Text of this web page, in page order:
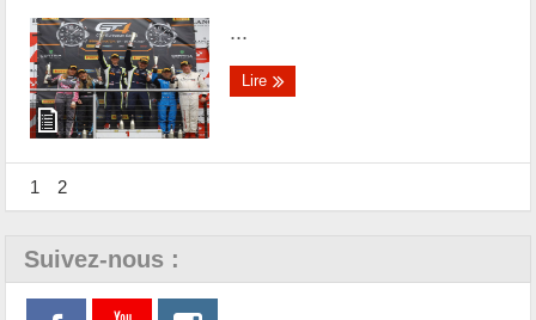
...
Lire
1 2
Suivez-nous :